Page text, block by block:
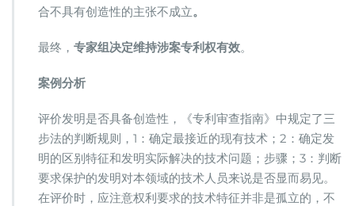
合不具有创造性的主张不成立。
最终， 专家组决定维持涉案专利权有效。
案例分析
评价发明是否具备创造性，《专利审查指南》中规定了三
步法的判断规则，1：确定最接近的现有技术；2：确定发
明的区别特征和发明实际解决的技术问题；步骤；3：判断
要求保护的发明对本领域的技术人员来说是否显而易见。
在评价时，应注意权利要求的技术特征并非是孤立的，不